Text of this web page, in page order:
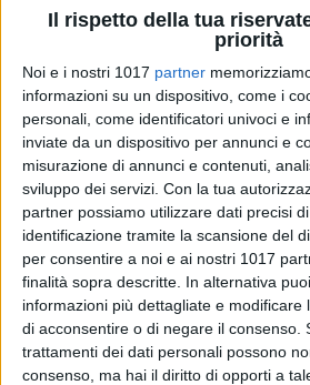
Il rispetto della tua
priorità
Noi e i nostri 1017 partner
informazioni su un dispositivo, come i
personali, come identificatori univoci e
inviate da un dispositivo per annunci e
misurazione di annunci e contenuti,
sviluppo dei servizi. Con la tua
partner possiamo utilizzare dati precisi
identificazione tramite la scansione del
per consentire a noi e ai nostri 1017
finalità sopra descritte. In alternativa
informazioni più dettagliate e modificare
di acconsentire o di negare il consenso.
trattamenti dei dati personali possono
consenso, ma hai il diritto di opporti a